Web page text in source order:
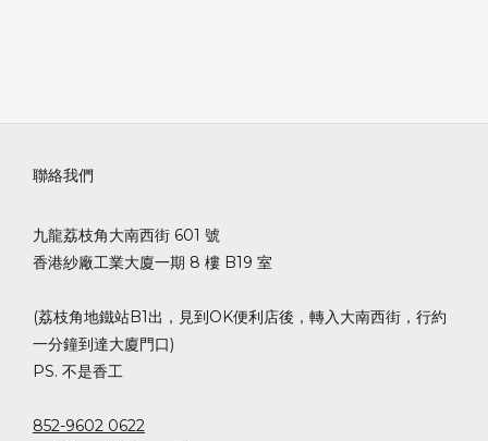
聯絡我們
九龍荔枝角大南西街 601 號
香港紗廠工業大廈一期 8 樓 B19 室
(荔枝角地鐵站B1出，見到OK便利店後，轉入大南西街，行約
一分鐘到達大廈門口)
PS. 不是香工
852-9602 0622